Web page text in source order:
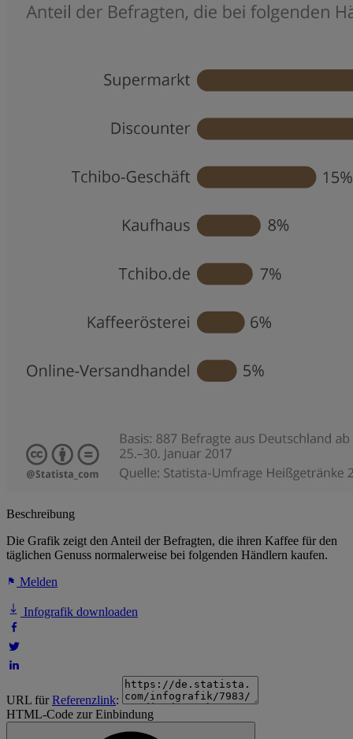
Beschreibung
Die Grafik zeigt den Anteil der Befragten, die ihren Kaffee für den
täglichen Genuss normalerweise bei folgenden Händlern kaufen.
Melden
Infografik downloaden
URL fürReferenzlink:
HTML-Code zur Einbindung